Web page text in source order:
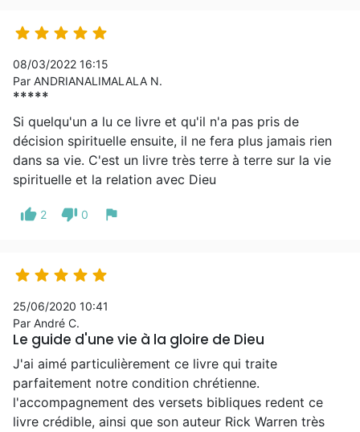
    
08/03/2022 16:15
Par ANDRIANALIMALALA N.
*****
Si quelqu'un a lu ce livre et qu'il n'a pas pris de
décision spirituelle ensuite, il ne fera plus jamais rien
dans sa vie. C'est un livre très terre à terre sur la vie
spirituelle et la relation avec Dieu
thumb_up 2 thumb_down 0 flag
    
25/06/2020 10:41
Par André C.
Le guide d'une vie à la gloire de Dieu
J'ai aimé particulièrement ce livre qui traite
parfaitement notre condition chrétienne.
l'accompagnement des versets bibliques redent ce
livre crédible, ainsi que son auteur Rick Warren très